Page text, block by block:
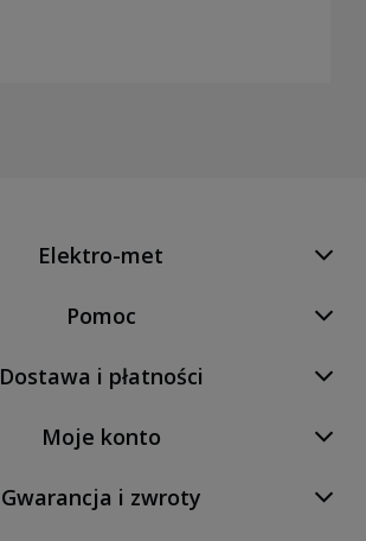
Elektro-met
Pomoc
Dostawa i płatności
Moje konto
Gwarancja i zwroty